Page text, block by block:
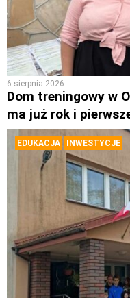
6 sierpnia 2026
Dom treningowy w
ma już rok i
EDUKACJA INWESTYCJE